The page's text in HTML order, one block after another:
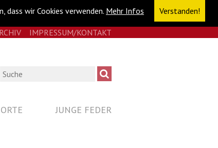
dass wir Cookies verwenden. Mehr Infos Verstanden!
IMPRESSUM/KONTAKT
Suche
ORTE JUNGE FEDER